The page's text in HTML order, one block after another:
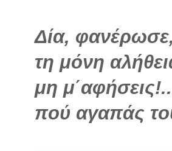
Δία,
τη μόνη
μη
πού αγαπάς